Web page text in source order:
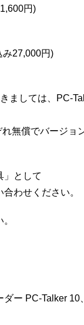
円)
27,000円)
ましては、PC-
無償でバージョ
」として
わせください。
ー PC-Talker 10